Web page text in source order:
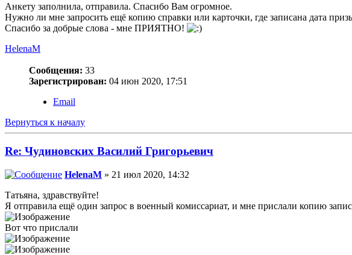
Анкету заполнила, отправила. Спасибо Вам огромное.
Нужно ли мне запросить ещё копию справки или карточки, где записана дата
Спасибо за добрые слова - мне ПРИЯТНО!
HelenaM
Сообщения: 33
Зарегистрирован: 04 июн 2020, 17:51
Email
Вернуться к началу
Re: Чудиновских Василий Григорьевич
HelenaM » 21 июл 2020, 14:32
Татьяна, здравствуйте!
Я отправила ещё один запрос в военный комиссариат, и мне прислали копию
Вот что прислали